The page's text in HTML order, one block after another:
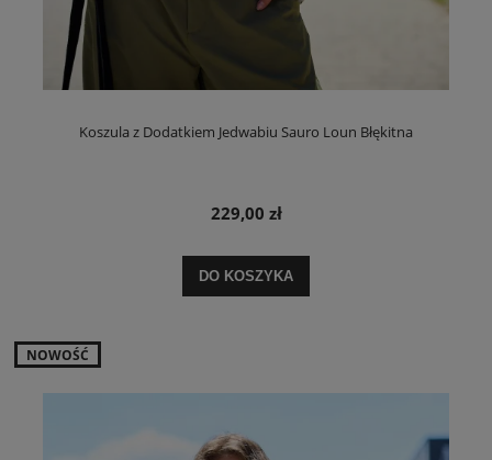
Koszula z Dodatkiem Jedwabiu Sauro Loun Błękitna
229,00 zł
DO KOSZYKA
NOWOŚĆ